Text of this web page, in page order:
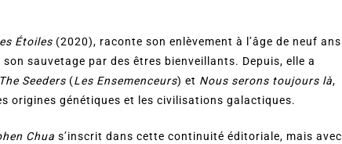
Étoiles (2020), raconte son enlèvement à l’âge de neuf ans
sauvetage par des êtres bienveillants. Depuis, elle a
The Seeders (Les Ensemenceurs) et Nous serons toujours là,
origines génétiques et les civilisations galactiques.
Chua s’inscrit dans cette continuité éditoriale, mais avec